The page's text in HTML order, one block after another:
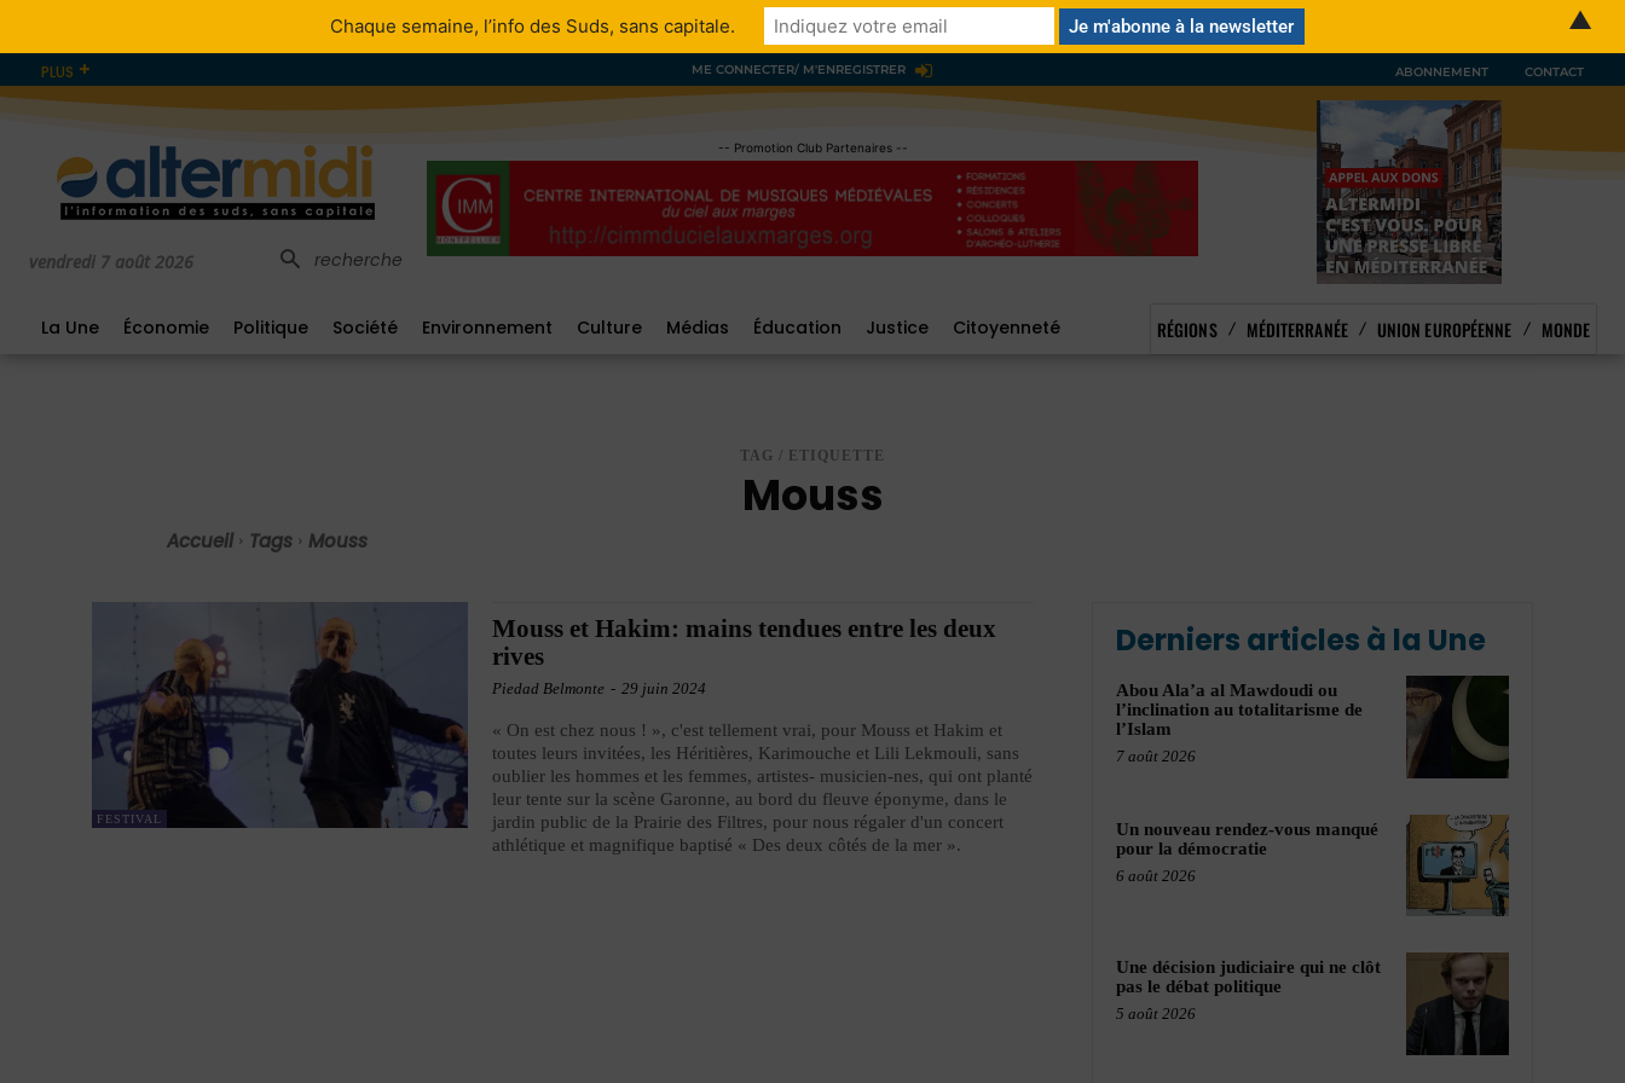
PLUS ME CONNECTER/ M'ENREGISTRER ABONNEMENT CONTACT
vendredi 7 août 2026 recherche
-- Promotion Club Partenaires --
La Une Économie Politique Société Environnement Culture Médias Éducation Justice Citoyenneté RÉGIONS MÉDITERRANÉE UNION EUROPÉENNE MONDE
TAG / ETIQUETTE
Mouss
Accueil Tags Mouss
FESTIVAL
Mouss et Hakim: mains tendues entre les deux
rives
Piedad Belmonte - 29 juin 2024
« On est chez nous ! », c'est tellement vrai, pour Mouss et Hakim et
toutes leurs invitées, les Héritières, Karimouche et Lili Lekmouli, sans
oublier les hommes et les femmes, artistes- musicien-nes, qui ont planté
leur tente sur la scène Garonne, au bord du fleuve éponyme, dans le
jardin public de la Prairie des Filtres, pour nous régaler d'un concert
athlétique et magnifique baptisé « Des deux côtés de la mer ».
Derniers articles à la Une
Abou Ala’a al Mawdoudi ou
l’inclination au totalitarisme de
l’Islam
7 août 2026
Un nouveau rendez-vous manqué
pour la démocratie
6 août 2026
Une décision judiciaire qui ne clôt
pas le débat politique
5 août 2026
Chaque semaine, l’info des Suds, sans capitale. ▲